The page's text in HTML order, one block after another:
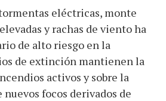
eléctricas, monte
y rachas de viento ha
de alto riesgo en la
de extinción mantienen la
activos y sobre la
focos derivados de